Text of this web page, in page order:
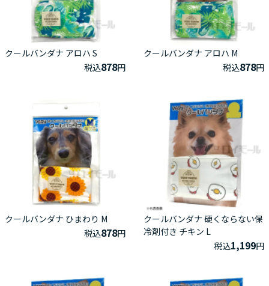
クールバンダナ アロハ S
税込878円
クールバンダナ アロハ M
税込878円
クールバンダナ ひまわり M
税込878円
クールバンダナ 硬くならない保
冷剤付き チキン L
税込1,199円